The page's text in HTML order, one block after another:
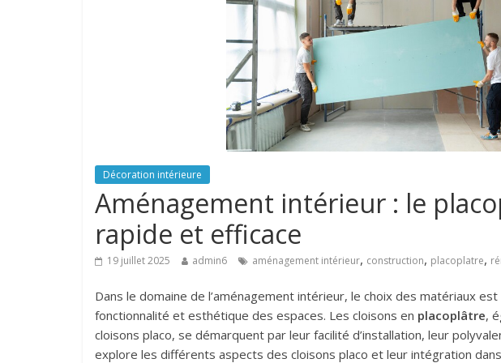
Décoration intérieure
Aménagement intérieur : le
rapide et efficace
19 juillet 2025 admin6 aménagement intérieur, construction, placoplatre,
Dans le domaine de l’aménagement intérieur, le choix des matériaux
fonctionnalité et esthétique des espaces. Les cloisons en placoplâtre,
cloisons placo, se démarquent par leur facilité d’installation, leur
explore les différents aspects des cloisons placo et leur intégration